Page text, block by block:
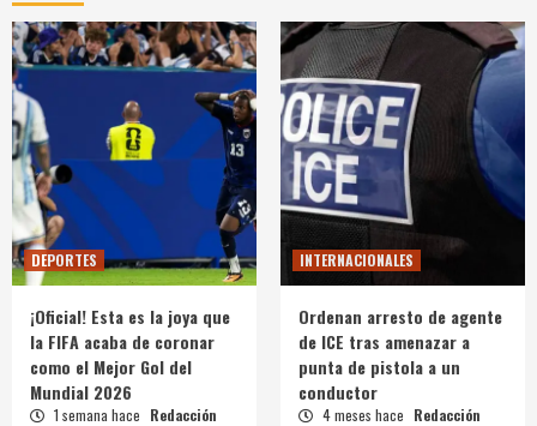
DEPORTES
¡Oficial! Esta es la joya que
la FIFA acaba de coronar
como el Mejor Gol del
Mundial 2026
1 semana hace Redacción
INTERNACIONALES
Ordenan arresto de agente
de ICE tras amenazar a
punta de pistola a un
conductor
4 meses hace Redacción